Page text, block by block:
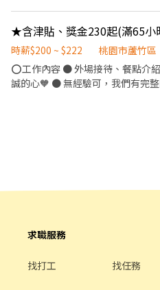
銀作業新進人員將為期一個月的
具，英文不好不要緊張～都會有教
克，快來成為我們夥伴吧! 對！我們會有很多飲料活動，就像你下課
會揪同學一起喝星冰樂，所以忙歸忙，但很
https://youtu.be/
https://youtu.be/
伴的福利 ✨各項節日禮金（加入福委會者） ✨透明的升遷管道 ✨勞
皆可下班領現不押薪，中間休一小
班工時固定8小時，不扣薪，有間休⭐
━━━━━━━━━━━━━━━━━━
２４２（依班別不同） 另有工作獎
時薪$200 ~ $222
桃園市蘆竹區
⭕工作內容 ● 外場接待、餐點介
誠的心🧡 ● 無經驗可，我們有完
專案獎金。 ● 每半年舉辦晉升考試
求職服務
找打工 找任務